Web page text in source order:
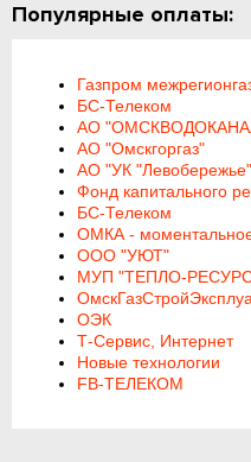
Популярные оплаты:
Газпром
БС-Телеком
АО
АО "Омскгоргаз"
АО "УК "Левобережье"
Фонд капитального
БС-Телеком
ОМКА -
ООО "УЮТ"
МУП "ТЕПЛО-
ОЭК
Т-Сервис, Интернет
Новые технологии
FB-ТЕЛЕКОМ